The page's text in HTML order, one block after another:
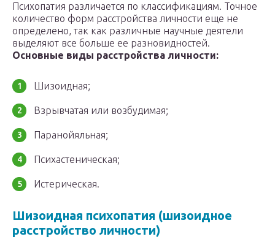
Психопатия различается по классификациям. Точное
количество форм расстройства личности еще не
определено, так как различные научные деятели
выделяют все больше ее разновидностей.
Основные виды расстройства личности:
Шизоидная;
Взрывчатая или возбудимая;
Паранойяльная;
Психастеническая;
Истерическая.
Шизоидная психопатия (шизоидное
расстройство личности)